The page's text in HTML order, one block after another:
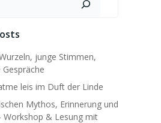
junge Stimmen,
leis im Duft der Linde
Mythos, Erinnerung und
Workshop & Lesung mit